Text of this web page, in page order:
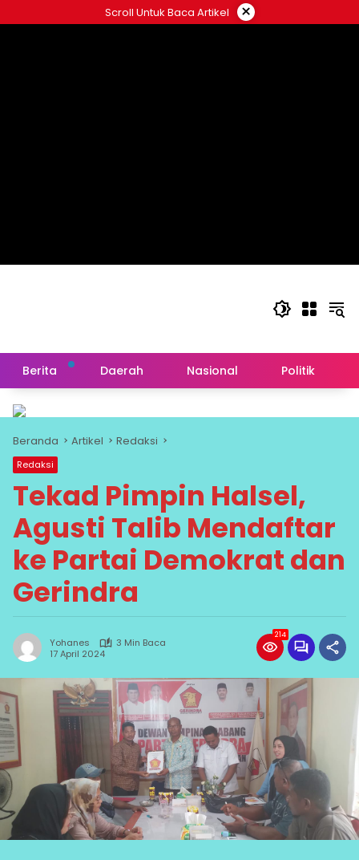
ke
Scroll Untuk Baca Artikel ×
Berita Daerah Nasional Politik
Beranda Artikel Redaksi
Redaksi
Tekad Pimpin Halsel,
Agusti Talib Mendaftar
ke Partai Demokrat dan
Gerindra
Yohanes
3 Min Baca
17 April 2024
214